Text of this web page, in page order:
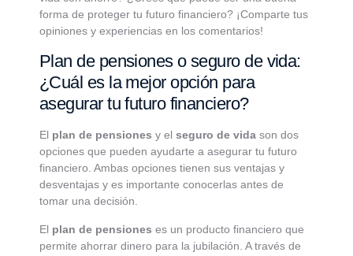
forma de proteger tu futuro financiero? ¡Comparte tus
opiniones y experiencias en los comentarios!
Plan de pensiones o seguro de vida:
¿Cuál es la mejor opción para
asegurar tu futuro financiero?
El plan de pensiones y el seguro de vida son dos
opciones que pueden ayudarte a asegurar tu futuro
financiero. Ambas opciones tienen sus ventajas y
desventajas y es importante conocerlas antes de
tomar una decisión.
El plan de pensiones es un producto financiero que
permite ahorrar dinero para la jubilación. A través de